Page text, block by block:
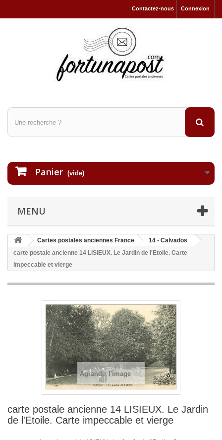
Connexion
Contactez-nous
Panier (vide)
MENU
Cartes postales anciennes France
14 - Calvados
carte postale ancienne 14 LISIEUX. Le Jardin de l'Etoile. Carte
impeccable et vierge
Agrandir l'image
carte postale ancienne 14 LISIEUX. Le Jardin
de l'Etoile. Carte impeccable et vierge